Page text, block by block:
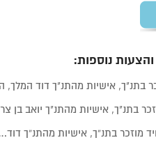
נוספות:
בתנ"ך, אישיות מהתנ"ך דוד המלך,
בתנ"ך, אישיות מהתנ"ך יואב בן
מוזכר בתנ”ך, אישיות מהתנ”ך